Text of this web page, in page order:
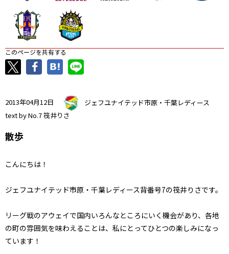
このページを共有する
2013年04月12日
ジェフユナイテッド市原・千葉レディース
text by No.7 筏井りさ
散歩
こんにちは！
ジェフユナイテッド市原・千葉レディース背番号7の筏井りさです。
リーグ戦のアウェイで国内いろんなところにいく機会があり、各地
の町の雰囲気を味わえることは、私にとってひとつの楽しみになっ
ています！